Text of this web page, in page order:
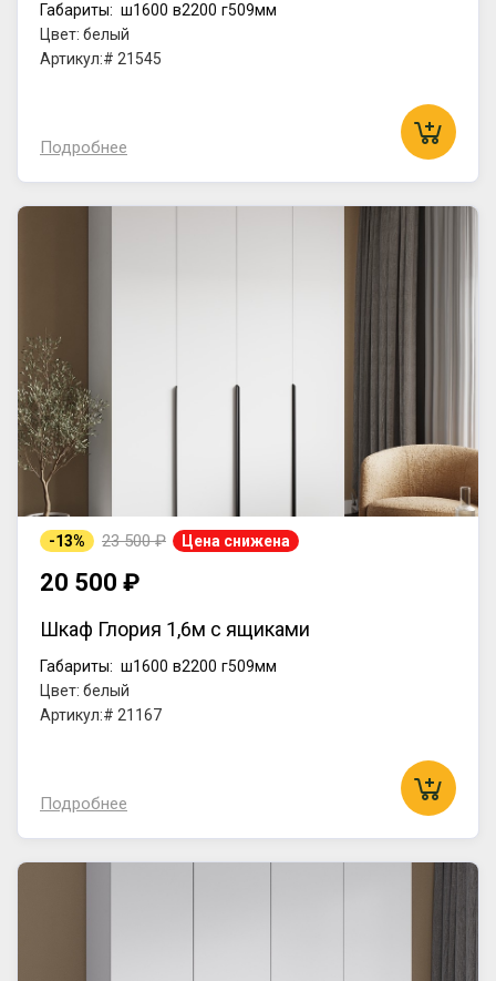
Габариты: ш1600 в2200 г509мм
Цвет: белый
Артикул:# 21545
Подробнее
-13% 23 500 ₽ Цена снижена
20 500 ₽
Шкаф Глория 1,6м с ящиками
Габариты: ш1600 в2200 г509мм
Цвет: белый
Артикул:# 21167
Подробнее